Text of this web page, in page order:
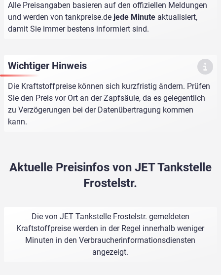
Alle Preisangaben basieren auf den offiziellen Meldungen
und werden von tankpreise.de jede Minute aktualisiert,
damit Sie immer bestens informiert sind.
Wichtiger Hinweis
Die Kraftstoffpreise können sich kurzfristig ändern. Prüfen
Sie den Preis vor Ort an der Zapfsäule, da es gelegentlich
zu Verzögerungen bei der Datenübertragung kommen
kann.
Aktuelle Preisinfos von JET Tankstelle
Frostelstr.
Die von JET Tankstelle Frostelstr. gemeldeten
Kraftstoffpreise werden in der Regel innerhalb weniger
Minuten in den Verbraucherinformationsdiensten
angezeigt.